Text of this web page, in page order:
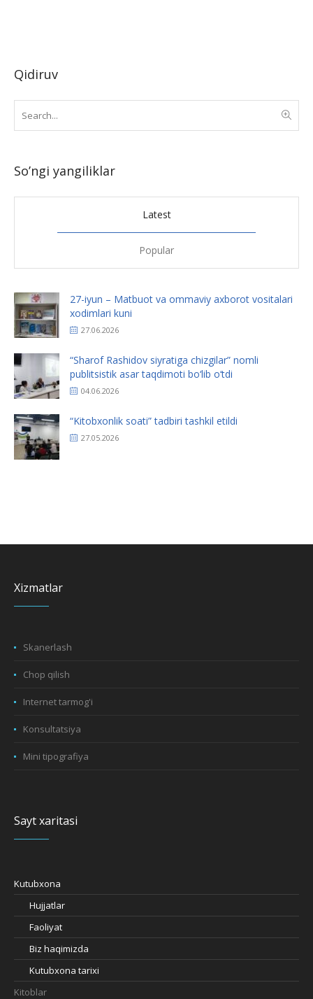
Qidiruv
So’ngi yangiliklar
Latest
Popular
27-iyun – Matbuot va ommaviy axborot vositalari
xodimlari kuni
27.06.2026
“Sharof Rashidov siyratiga chizgilar” nomli
publitsistik asar taqdimoti bo‘lib o‘tdi
04.06.2026
“Kitobxonlik soati” tadbiri tashkil etildi
27.05.2026
Xizmatlar
Skanerlash
Chop qilish
Internet tarmog'i
Konsultatsiya
Mini tipografiya
Sayt xaritasi
Kutubxona
Hujjatlar
Faoliyat
Biz haqimizda
Kutubxona tarixi
Kitoblar